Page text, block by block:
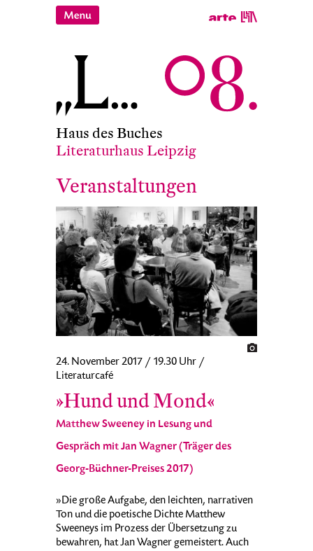
Haus des Buches
Literaturhaus Leipzig
Veranstaltungen
24. November 2017 / 19.30 Uhr /
Literaturcafé
»Hund und Mond«
Matthew Sweeney in Lesung und
Gespräch mit Jan Wagner (Träger des
Georg-Büchner-Preises 2017)
»Die große Aufgabe, den leichten, narrativen
Ton und die poetische Dichte Matthew
Sweeneys im Prozess der Übersetzung zu
bewahren, hat Jan Wagner gemeistert. Auch